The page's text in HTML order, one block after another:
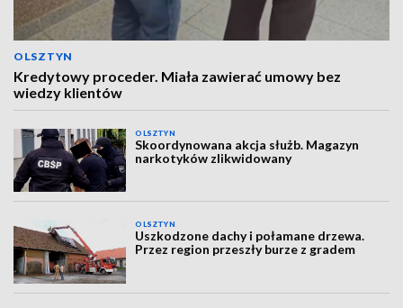
OLSZTYN
Kredytowy proceder. Miała zawierać umowy bez
wiedzy klientów
OLSZTYN
Skoordynowana akcja służb. Magazyn
narkotyków zlikwidowany
OLSZTYN
Uszkodzone dachy i połamane drzewa.
Przez region przeszły burze z gradem